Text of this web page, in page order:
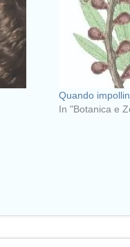
Quando
In "Botanica e